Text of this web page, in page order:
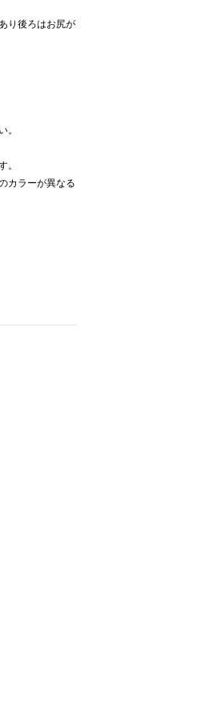
り後ろはお尻が
。
。
カラーが異なる